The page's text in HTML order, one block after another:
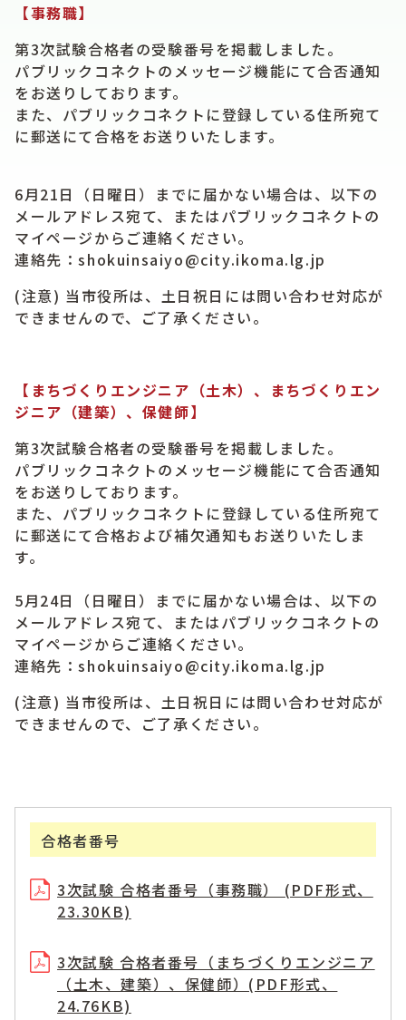
【事務職】
第3次試験合格者の受験番号を掲載しました。
パブリックコネクトのメッセージ機能にて合否通知
をお送りしております。
また、パブリックコネクトに登録している住所宛て
に郵送にて合格をお送りいたします。
6月21日（日曜日）までに届かない場合は、以下の
メールアドレス宛て、またはパブリックコネクトの
マイページからご連絡ください。
連絡先：shokuinsaiyo@city.ikoma.lg.jp
(注意) 当市役所は、土日祝日には問い合わせ対応が
できませんので、ご了承ください。
【まちづくりエンジニア（土木）、まちづくりエン
ジニア（建築）、保健師】
第3次試験合格者の受験番号を掲載しました。
パブリックコネクトのメッセージ機能にて合否通知
をお送りしております。
また、パブリックコネクトに登録している住所宛て
に郵送にて合格および補欠通知もお送りいたしま
す。
5月24日（日曜日）までに届かない場合は、以下の
メールアドレス宛て、またはパブリックコネクトの
マイページからご連絡ください。
連絡先：shokuinsaiyo@city.ikoma.lg.jp
(注意) 当市役所は、土日祝日には問い合わせ対応が
できませんので、ご了承ください。
合格者番号
3次試験 合格者番号（事務職） (PDF形式、
23.30KB)
3次試験 合格者番号（まちづくりエンジニア
（土木、建築）、保健師）(PDF形式、
24.76KB)